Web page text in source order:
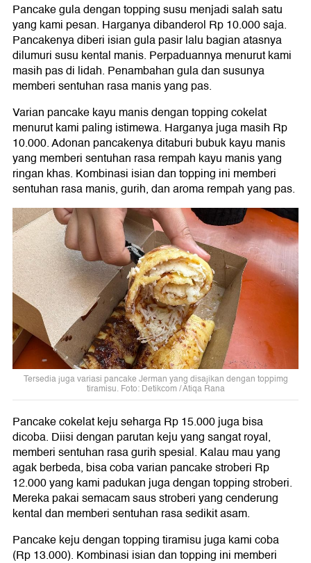
Pancake gula dengan topping susu menjadi salah satu
yang kami pesan. Harganya dibanderol Rp 10.000 saja.
Pancakenya diberi isian gula pasir lalu bagian atasnya
dilumuri susu kental manis. Perpaduannya menurut kami
masih pas di lidah. Penambahan gula dan susunya
memberi sentuhan rasa manis yang pas.
Varian pancake kayu manis dengan topping cokelat
menurut kami paling istimewa. Harganya juga masih Rp
10.000. Adonan pancakenya ditaburi bubuk kayu manis
yang memberi sentuhan rasa rempah kayu manis yang
ringan khas. Kombinasi isian dan topping ini memberi
sentuhan rasa manis, gurih, dan aroma rempah yang pas.
Tersedia juga variasi pancake Jerman yang disajikan dengan toppimg
tiramisu. Foto: Detikcom / Atiqa Rana
Pancake cokelat keju seharga Rp 15.000 juga bisa
dicoba. Diisi dengan parutan keju yang sangat royal,
memberi sentuhan rasa gurih spesial. Kalau mau yang
agak berbeda, bisa coba varian pancake stroberi Rp
12.000 yang kami padukan juga dengan topping stroberi.
Mereka pakai semacam saus stroberi yang cenderung
kental dan memberi sentuhan rasa sedikit asam.
Pancake keju dengan topping tiramisu juga kami coba
(Rp 13.000). Kombinasi isian dan topping ini memberi